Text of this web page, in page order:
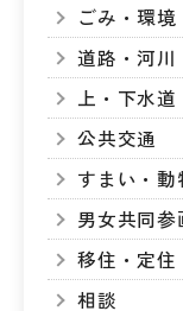
ごみ・環境
道路・河川
上・下水道
公共交通
すまい・動
男女共同参
移住・定
相談